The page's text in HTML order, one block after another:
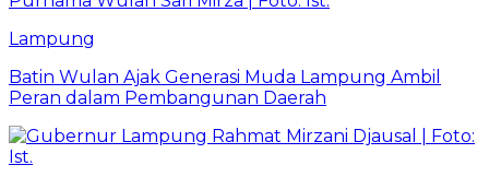
Lampung
Batin Wulan Ajak Generasi Muda Lampung Ambil
Peran dalam Pembangunan Daerah